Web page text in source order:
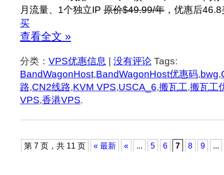
月流量、1个独立IP 原价$49.99/年 ，优惠后
买
查看全文 »
分类： VPS优惠信息 | 没有评论 Tags:
BandWagonHost,BandWagonHost优惠码,bwg,
路,CN2线路,KVM VPS,USCA_6,搬瓦工,搬瓦工
VPS,香港VPS.
第 7 页，共 11 页 « 最新 « 5 6 7 8 9